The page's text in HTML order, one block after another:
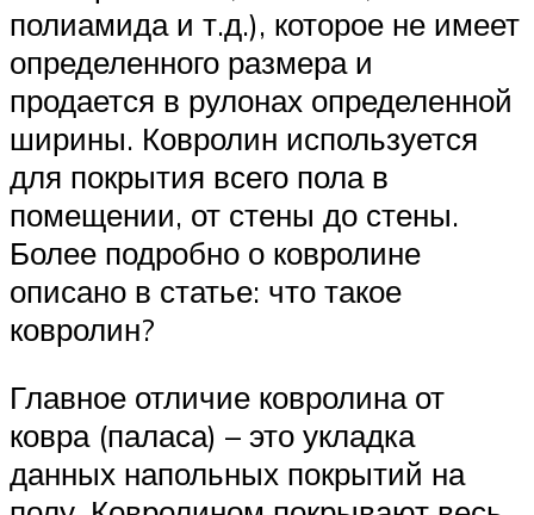
полиамида и т.д.), которое не имеет
определенного размера и
продается в рулонах определенной
ширины. Ковролин используется
для покрытия всего пола в
помещении, от стены до стены.
Более подробно о ковролине
описано в статье: что такое
ковролин?
Главное отличие ковролина от
ковра (паласа) – это укладка
данных напольных покрытий на